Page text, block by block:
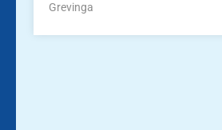
Grevinga